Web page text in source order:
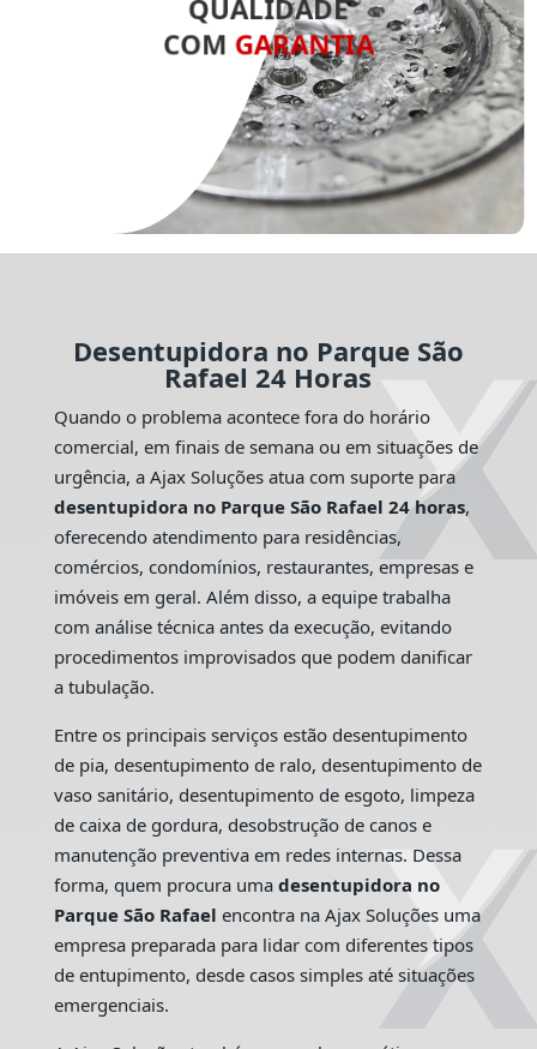
QUALIDADE
COM GARANTIA
Desentupidora no Parque São
Rafael 24 Horas
Quando o problema acontece fora do horário
comercial, em finais de semana ou em situações de
urgência, a Ajax Soluções atua com suporte para
desentupidora no Parque São Rafael 24 horas,
oferecendo atendimento para residências,
comércios, condomínios, restaurantes, empresas e
imóveis em geral. Além disso, a equipe trabalha
com análise técnica antes da execução, evitando
procedimentos improvisados que podem danificar
a tubulação.
Entre os principais serviços estão desentupimento
de pia, desentupimento de ralo, desentupimento de
vaso sanitário, desentupimento de esgoto, limpeza
de caixa de gordura, desobstrução de canos e
manutenção preventiva em redes internas. Dessa
forma, quem procura uma desentupidora no
Parque São Rafael encontra na Ajax Soluções uma
empresa preparada para lidar com diferentes tipos
de entupimento, desde casos simples até situações
emergenciais.